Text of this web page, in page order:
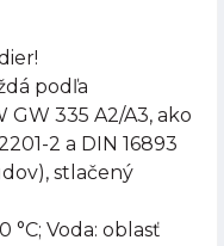
podľa
GW 335 A2/A3, ako
2 a DIN 16893
stlačený
°C; Voda: oblasť